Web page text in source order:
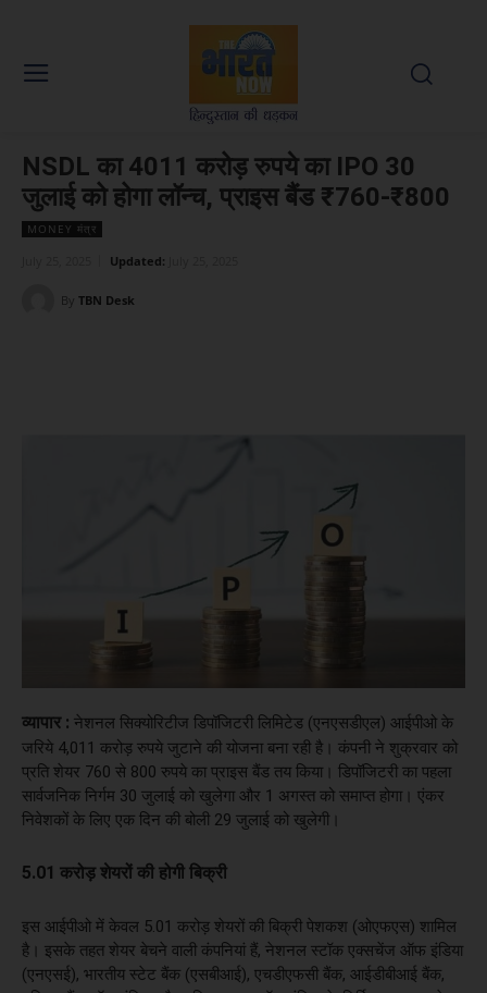
NSDL का 4011 करोड़ रुपये का IPO 30
जुलाई को होगा लॉन्च, प्राइस बैंड ₹760-₹800
MONEY मंत्र
Updated:
By TBN Desk
व्यापार : नेशनल सिक्योरिटीज डिपॉजिटरी लिमिटेड (एनएसडीएल) आईपीओ के
जरिये 4,011 करोड़ रुपये जुटाने की योजना बना रही है। कंपनी ने शुक्रवार को
प्रति शेयर 760 से 800 रुपये का प्राइस बैंड तय किया। डिपॉजिटरी का पहला
सार्वजनिक निर्गम 30 जुलाई को खुलेगा और 1 अगस्त को समाप्त होगा। एंकर
निवेशकों के लिए एक दिन की बोली 29 जुलाई को खुलेगी।
5.01 करोड़ शेयरों की होगी बिक्री
इस आईपीओ में केवल 5.01 करोड़ शेयरों की बिक्री पेशकश (ओएफएस) शामिल
है। इसके तहत शेयर बेचने वाली कंपनियां हैं, नेशनल स्टॉक एक्सचेंज ऑफ इंडिया
(एनएसई), भारतीय स्टेट बैंक (एसबीआई), एचडीएफसी बैंक, आईडीबीआई बैंक,